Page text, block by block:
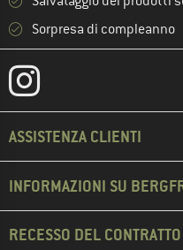
Sorpresa di compleanno
ASSISTENZA CLIENTI
INFORMAZIONI SU
RECESSO DEL CONTRATTO